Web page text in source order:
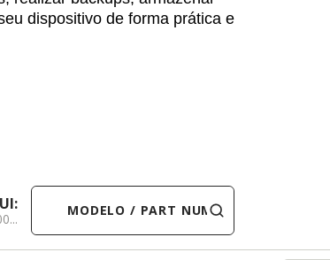
dispositivo de forma prática e
MODELO / PART NUMBER